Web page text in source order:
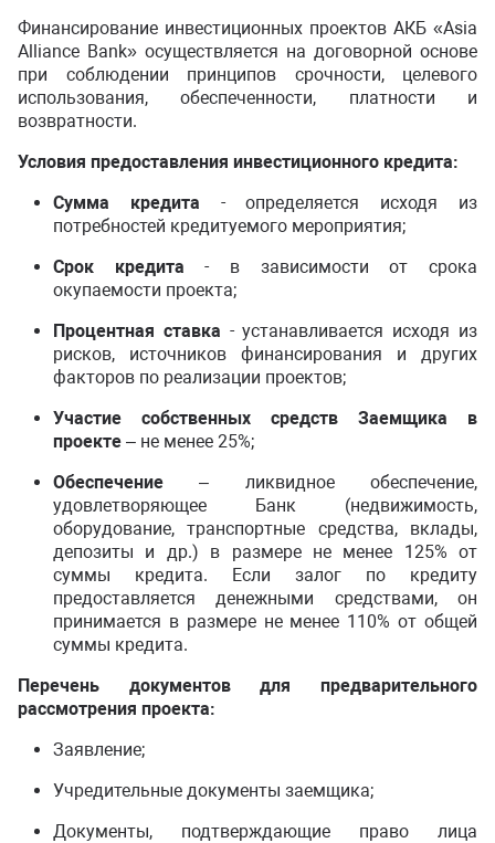
Финансирование инвестиционных проектов АКБ «Asia
Alliance Bank» осуществляется на договорной основе
при соблюдении принципов срочности, целевого
использования, обеспеченности, платности и
возвратности.
Условия предоставления инвестиционного кредита:
Сумма кредита - определяется исходя из
потребностей кредитуемого мероприятия;
Срок кредита - в зависимости от срока
окупаемости проекта;
Процентная ставка - устанавливается исходя из
рисков, источников финансирования и других
факторов по реализации проектов;
Участие собственных средств Заемщика в
проекте – не менее 25%;
Обеспечение – ликвидное обеспечение,
удовлетворяющее Банк (недвижимость,
оборудование, транспортные средства, вклады,
депозиты и др.) в размере не менее 125% от
суммы кредита. Если залог по кредиту
предоставляется денежными средствами, он
принимается в размере не менее 110% от общей
суммы кредита.
Перечень документов для предварительного
рассмотрения проекта:
Заявление;
Учредительные документы заемщика;
Документы, подтверждающие право лица